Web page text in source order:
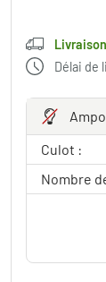
Délai de
Culot :
Nombre